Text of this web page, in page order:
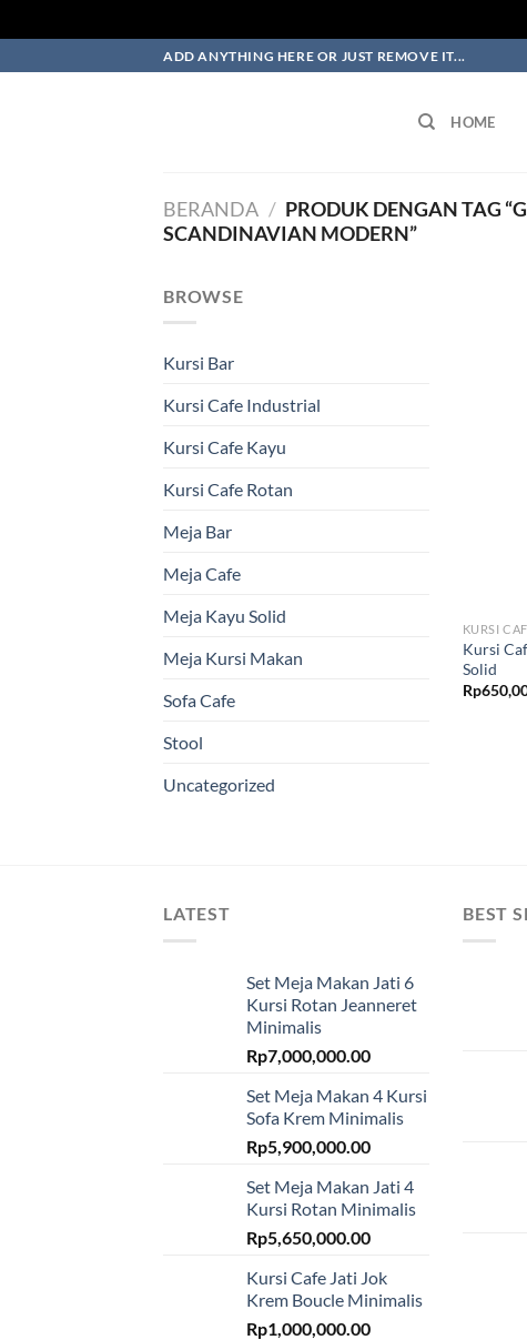
to
ADD ANYTHING HERE OR JUST REMOVE IT...
HOME
BERANDA / PRODUK DENGAN TAG
SCANDINAVIAN MODERN”
BROWSE
Kursi Bar
Kursi Cafe Industrial
Kursi Cafe Kayu
Kursi Cafe Rotan
Meja Bar
Meja Cafe
Meja Kayu Solid
Meja Kursi Makan
Sofa Cafe
Stool
Uncategorized
KURSI
Kursi
Solid
Rp
LATEST
Set Meja Makan Jati 6
Kursi Rotan Jeanneret
Minimalis
Rp7,000,000.00
Set Meja Makan 4 Kursi
Sofa Krem Minimalis
Rp5,900,000.00
Set Meja Makan Jati 4
Kursi Rotan Minimalis
Rp5,650,000.00
Kursi Cafe Jati Jok
Krem Boucle Minimalis
Rp1,000,000.00
BEST